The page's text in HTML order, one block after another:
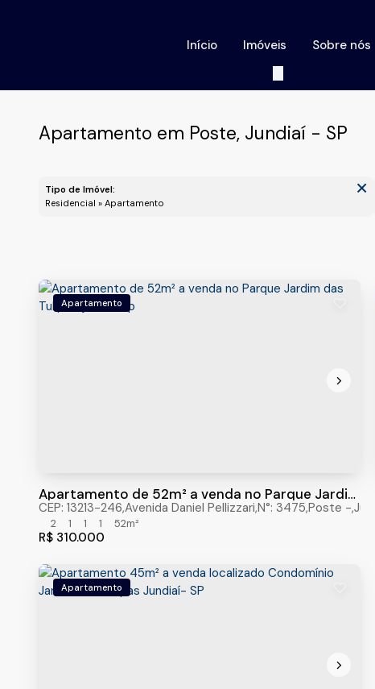
Sobre nós
Imóveis
Início
Apartamento em Poste, Jundiaí - SP
Tipo de Imóvel:
Residencial » Apartamento
Apartamento
Apartamento de 52m² a venda no Parque Jardim
das Tulipas, jundiaí/sp
R$ 310.000
CEP: 13213-246,Avenida Daniel Pellizzari,N°: 3475,Poste ,
2 1 1 1 52m²
Apartamento